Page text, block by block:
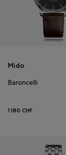
Mido
Baroncelli
1 180 CHF